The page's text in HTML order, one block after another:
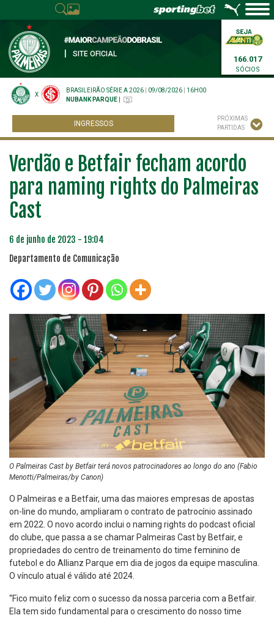
SITE OFICIAL
166.017
SÓCIOS
X
BRASILEIRÃO SÉRIE A 2026 09/08/2026
16H00
NUBANK PARQUE
INGRESSOS
PRÓXIMAS
PARTIDAS
Verdão e Betfair fecham acordo
para naming rights do Palmeiras
Cast
6 de junho de 2023 - 19:04
Departamento de Comunicação
O Palmeiras Cast by Betfair terá novos patrocinadores ao longo do ano (Fabio
Menotti/Palmeiras/by Canon)
O Palmeiras e a Betfair, uma das maiores empresas de apostas
on-line do mundo, ampliaram o contrato de patrocínio assinado
em 2022. O novo acordo inclui o naming rights do podcast oficial
do clube, que passa a se chamar Palmeiras Cast by Betfair, e
propriedades do centro de treinamento do time feminino de
futebol e do Allianz Parque em dia de jogos da equipe masculina.
O vínculo atual é válido até 2024.
“Fico muito feliz com o sucesso da nossa parceria com a Betfair.
Ela tem sido fundamental para o crescimento do nosso time